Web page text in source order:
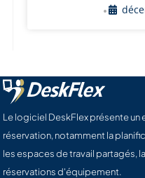
•
Le logiciel DeskFlex présente
réservation, notamment la
les espaces de travail partagés,
réservations d'équipement.